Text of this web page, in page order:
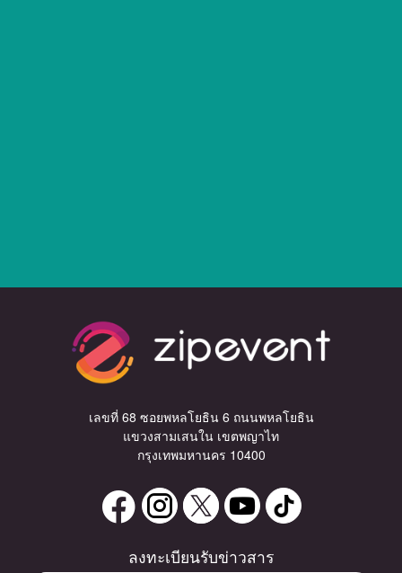
เลขที่ 68 ซอยพหลโยธิน 6 ถนนพหลโยธิน
แขวงสามเสนใน เขตพญาไท
กรุงเทพมหานคร 10400
ลงทะเบียนรับข่าวสาร